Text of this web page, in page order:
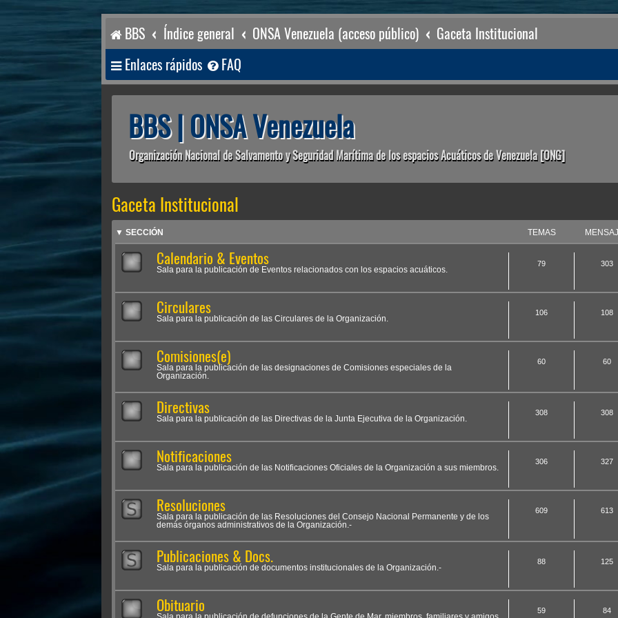
BBS Índice general ONSA Venezuela (acceso público) Gaceta Institucional
Enlaces rápidos FAQ
BBS | ONSA Venezuela
Organización Nacional de Salvamento y Seguridad Marítima de los espacios Acuáticos de Venezuela [ONG]
Gaceta Institucional
▼ SECCIÓN TEMAS
Calendario & Eventos
Sala para la publicación de Eventos relacionados con los espacios acuáticos.
79 303
Circulares
Sala para la publicación de las Circulares de la Organización.
106 108
Comisiones(e)
Sala para la publicación de las designaciones de Comisiones especiales de la
Organización.
60 60
Directivas
Sala para la publicación de las Directivas de la Junta Ejecutiva de la Organización.
308 308
Notificaciones
Sala para la publicación de las Notificaciones Oficiales de la Organización a sus miembros.
306 327
Resoluciones
Sala para la publicación de las Resoluciones del Consejo Nacional Permanente y de los
demás órganos administrativos de la Organización.-
609 613
Publicaciones & Docs.
Sala para la publicación de documentos institucionales de la Organización.-
88 125
Obituario 59 84